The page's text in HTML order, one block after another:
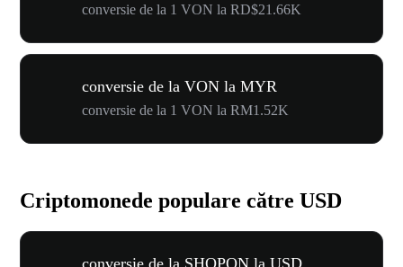
conversie de la 1 VON la RD$21.66K
conversie de la VON la MYR
conversie de la 1 VON la RM1.52K
Criptomonede populare către USD
conversie de la SHOPON la USD